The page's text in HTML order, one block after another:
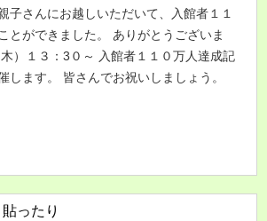
子さんにお越しいただいて、入館者１１
とができました。 ありがとうございま
）１３：3０～ 入館者１１０万人達成記
します。 皆さんでお祝いしましょう。
ったり